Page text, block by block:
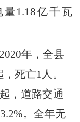
量 1.18亿千瓦
2020年，全县
，死亡1 人 。
起，道路交通
。全年无